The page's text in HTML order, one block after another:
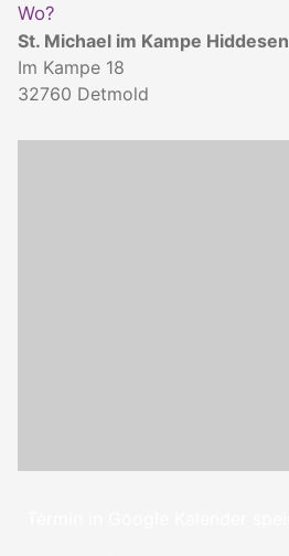
Wo?
St. Michael im Kampe Hiddesen
Im Kampe 18
32760 Detmold